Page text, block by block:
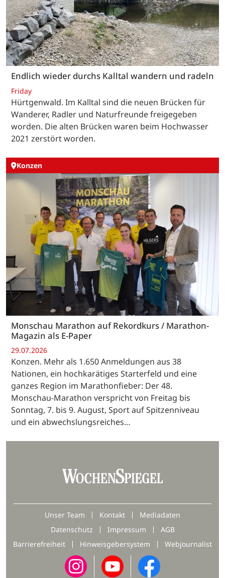
Endlich wieder durchs Kalltal wandern und radeln
Friday
Hürtgenwald. Im Kalltal sind die neuen Brücken für
Wanderer, Radler und Naturfreunde freigegeben
worden. Die alten Brücken waren beim Hochwasser
2021 zerstört worden.
Konzen
Monschau Marathon auf Rekordkurs / Marathon-
Magazin als E-Paper
29.07.2026
Konzen. Mehr als 1.650 Anmeldungen aus 38
Nationen, ein hochkarätiges Starterfeld und eine
ganzes Region im Marathonfieber: Der 48.
Monschau-Marathon verspricht von Freitag bis
Sonntag, 7. bis 9. August, Sport auf Spitzenniveau
und ein abwechslungsreiches…
Unser Team Kontakt
Mediadaten
Datenschutz
Impressum
AGB
Barrierefreiheit
Hinweisgebersystem Webjournalist